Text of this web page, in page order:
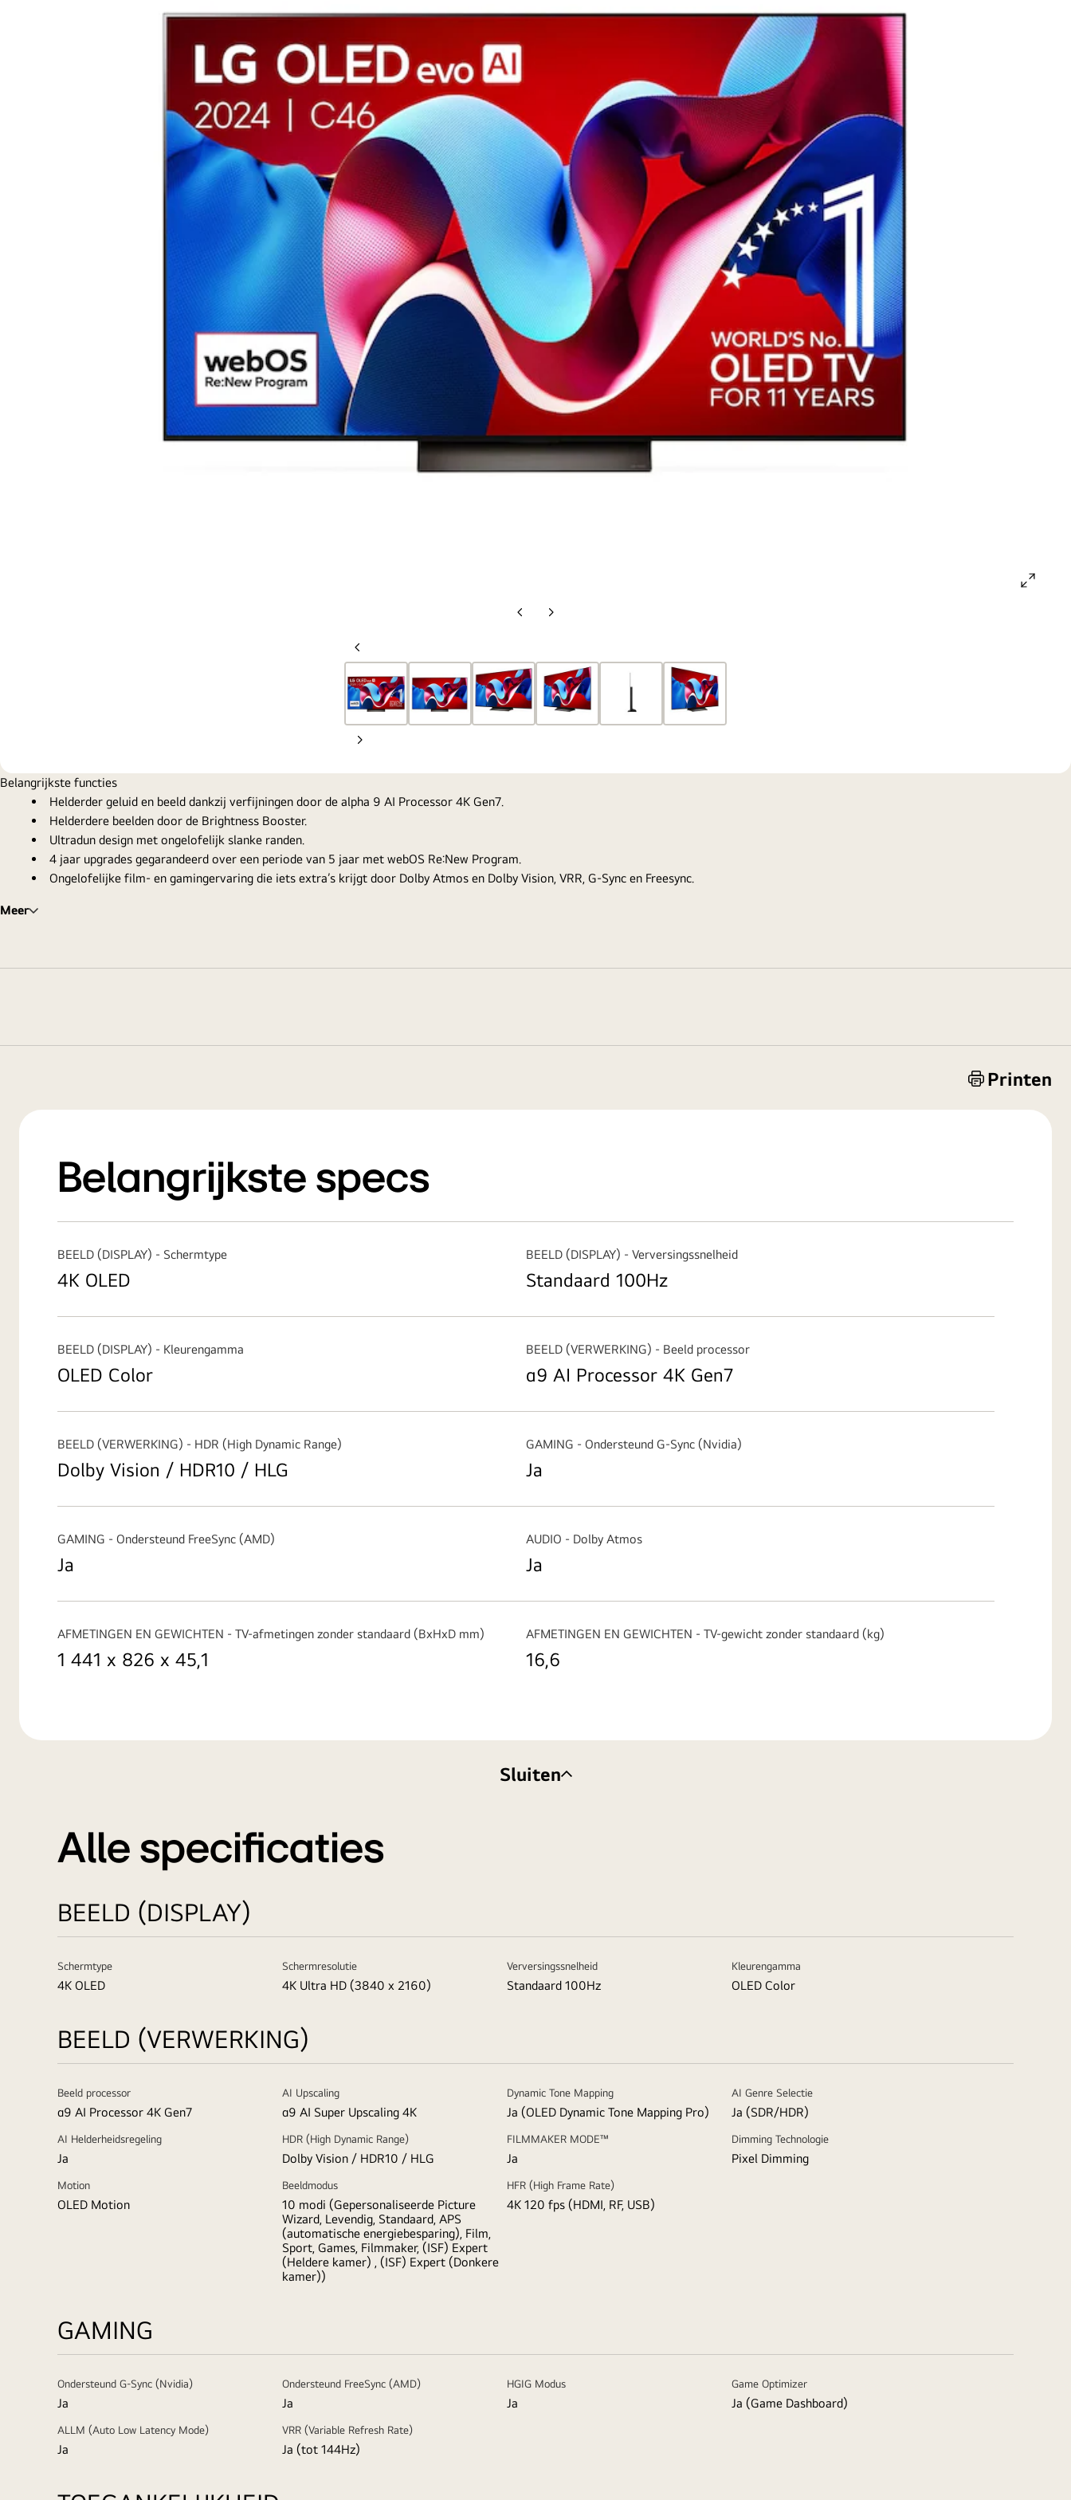
VorigeVolgende
Vorige
Volgende
Belangrijkste functies
Helderder geluid en beeld dankzij verfijningen door de alpha 9 AI Processor 4K Gen7.
Helderdere beelden door de Brightness Booster.
Ultradun design met ongelofelijk slanke randen.
4 jaar upgrades gegarandeerd over een periode van 5 jaar met webOS Re:New Program.
Ongelofelijke film- en gamingervaring die iets extra’s krijgt door Dolby Atmos en Dolby Vision, VRR, G-Sync en Freesync.
Meer
Printen
Belangrijkste specs
BEELD (DISPLAY) - Schermtype
4K OLED
BEELD (DISPLAY) - Verversingssnelheid
Standaard 100Hz
BEELD (DISPLAY) - Kleurengamma
OLED Color
BEELD (VERWERKING) - Beeld processor
α9 AI Processor 4K Gen7
BEELD (VERWERKING) - HDR (High Dynamic Range)
Dolby Vision / HDR10 / HLG
GAMING - Ondersteund G-Sync (Nvidia)
Ja
GAMING - Ondersteund FreeSync (AMD)
Ja
AUDIO - Dolby Atmos
Ja
AFMETINGEN EN GEWICHTEN - TV-afmetingen zonder standaard (BxHxD mm)
1 441 x 826 x 45,1
AFMETINGEN EN GEWICHTEN - TV-gewicht zonder standaard (kg)
16,6
Sluiten
Alle specificaties
BEELD (DISPLAY)
Schermtype
4K OLED
Schermresolutie
4K Ultra HD (3840 x 2160)
Verversingssnelheid
Standaard 100Hz
Kleurengamma
OLED Color
BEELD (VERWERKING)
Beeld processor
α9 AI Processor 4K Gen7
AI Upscaling
α9 AI Super Upscaling 4K
Dynamic Tone Mapping
Ja (OLED Dynamic Tone Mapping Pro)
AI Genre Selectie
Ja (SDR/HDR)
AI Helderheidsregeling
Ja
HDR (High Dynamic Range)
Dolby Vision / HDR10 / HLG
FILMMAKER MODE™
Ja
Dimming Technologie
Pixel Dimming
Motion
OLED Motion
Beeldmodus
10 modi (Gepersonaliseerde Picture
Wizard, Levendig, Standaard, APS
(automatische energiebesparing), Film,
Sport, Games, Filmmaker, (ISF) Expert
(Heldere kamer) , (ISF) Expert (Donkere
kamer))
HFR (High Frame Rate)
4K 120 fps (HDMI, RF, USB)
GAMING
Ondersteund G-Sync (Nvidia)
Ja
Ondersteund FreeSync (AMD)
Ja
HGIG Modus
Ja
Game Optimizer
Ja (Game Dashboard)
ALLM (Auto Low Latency Mode)
Ja
VRR (Variable Refresh Rate)
Ja (tot 144Hz)